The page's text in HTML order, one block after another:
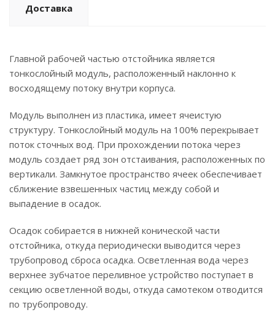
Доставка
Главной рабочей частью отстойника является
тонкослойный модуль, расположенный наклонно к
восходящему потоку внутри корпуса.
Модуль выполнен из пластика, имеет ячеистую
структуру. Тонкослойный модуль на 100% перекрывает
поток сточных вод. При прохождении потока через
модуль создает ряд зон отстаивания, расположенных по
вертикали. Замкнутое пространство ячеек обеспечивает
сближение взвешенных частиц между собой и
выпадение в осадок.
Осадок собирается в нижней конической части
отстойника, откуда периодически выводится через
трубопровод сброса осадка. Осветленная вода через
верхнее зубчатое переливное устройство поступает в
секцию осветленной воды, откуда самотеком отводится
по трубопроводу.